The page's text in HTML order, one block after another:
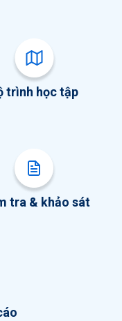
trình học tập
tra & khảo sát